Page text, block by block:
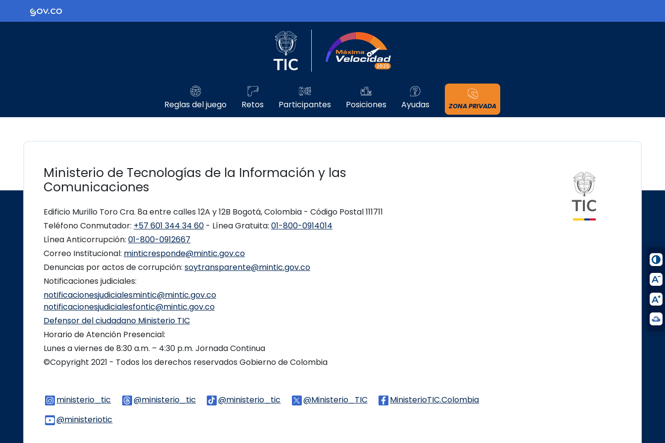
Ir al contenido principalLogo Gobierno de Colombia
Logo del Ministerio TIC
Reglas del juego Retos Participantes Posiciones Ayudas ZONA PRIVADA
Ministerio de Tecnologías de la Información y las
Comunicaciones
Edificio Murillo Toro Cra. 8a entre calles 12A y 12B Bogotá, Colombia - Código Postal 111711
Teléfono Conmutador: +57 601 344 34 60 - Línea Gratuita: 01-800-0914014
Línea Anticorrupción: 01-800-0912667
Correo Institucional: minticresponde@mintic.gov.co
Denuncias por actos de corrupción: soytransparente@mintic.gov.co
Notificaciones judiciales:
notificacionesjudicialesmintic@mintic.gov.co
notificacionesjudicialesfontic@mintic.gov.co
Defensor del ciudadano Ministerio TIC
Horario de Atención Presencial:
Lunes a viernes de 8:30 a.m. – 4:30 p.m. Jornada Continua
©Copyright 2021 - Todos los derechos reservados Gobierno de Colombia
ministerio_tic Logo Instagram
@ministerio_tic Logo Threads
@ministerio_tic Logo Tiktok
@Ministerio_TIC Logo Twitter
MinisterioTIC.Colombia
@ministeriotic